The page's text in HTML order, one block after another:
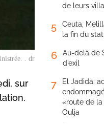
. dr
sur
de leurs
5
Ceuta,
la fin du
6
Au-delà de
d’exil
7
El Jadida:
«route de la
Oulja